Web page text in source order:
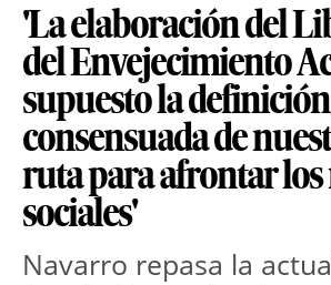
'La elaboración del
del Envejecimiento
supuesto la definición
consensuada de
ruta para afrontar los
sociales'
Navarro repasa la